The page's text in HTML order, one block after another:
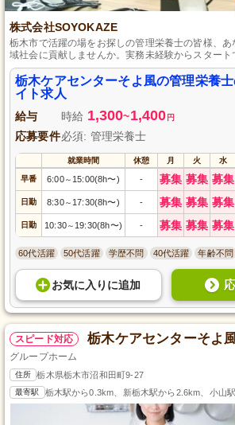
株式会社SOYOKAZE
栃木市で活躍の場をお探しの管理栄養士の皆様、
域社会に貢献しませんか。実務未経験からスター
ライベートの充実を叶えることができます。お客
を提供することで喜びを感じられるやりがいのあ
栃木ケアセンターそよ風の管理栄養
イト求人
給与 時給 1,300~1,400 円
応募要件必須: 管理栄養士
就業時間 休憩 月 火 水
早番 6:00～ 15:00(8h〜) - 募集 募集 募集
日勤 8:30～ 17:30(8h〜) - 募集 募集 募集
日勤 10:30～ 19:30(8h〜) - 募集 募集 募集
60代活躍 50代活躍 学歴不問 40代活躍 年齢不問
お気に入り に追加
スピード対応 栃木ケアセンターそよ
グループホーム
住所 栃木県栃木市沼和田町9-27
最寄駅 栃木駅から0.3km、新栃木駅から2.6km、小山